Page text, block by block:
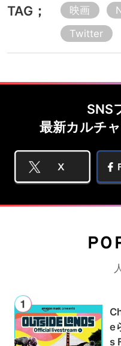
TAG； 映画
Twitter
SNS
最新カルチ
e
s